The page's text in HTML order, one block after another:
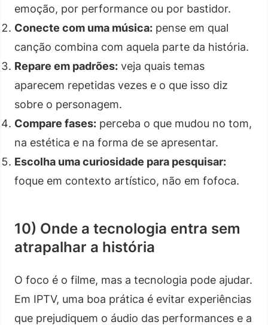
emoção, por performance ou por bastidor.
Conecte com uma música: pense em qual
canção combina com aquela parte da história.
Repare em padrões: veja quais temas
aparecem repetidas vezes e o que isso diz
sobre o personagem.
Compare fases: perceba o que mudou no tom,
na estética e na forma de se apresentar.
Escolha uma curiosidade para pesquisar:
foque em contexto artístico, não em fofoca.
10) Onde a tecnologia entra sem
atrapalhar a história
O foco é o filme, mas a tecnologia pode ajudar.
Em IPTV, uma boa prática é evitar experiências
que prejudiquem o áudio das performances e a